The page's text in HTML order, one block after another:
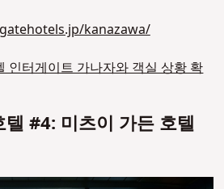
kanazawa/
인터게이트 가나자와 객실 상황 확
#4: 미츠이 가든 호텔